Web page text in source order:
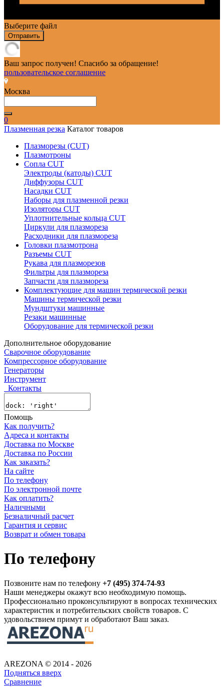
Выберите файл
Отправить
Ваш запрос получен! Спасибо за обращение!
пользовательское соглашение
Москва
0
Плазменная резка Каталог товаров
Плазморезы (CUT)
Плазмотроны
Сопла CUT
Электроды (катоды) CUT
Диффузоры CUT
Насадки CUT
Наборы для плазменной резки
Изоляторы CUT
Уплотнительные кольца CUT
Циркули для плазмореза
Расходники для плазмореза
Головки плазмотрона
Разъемы CUT
Рукава для плазморезов
Фильтры для плазмореза
Запчасти для плазмореза
Комплектующие для машин термической резки
Машины термической резки
Мундштуки машинные
Резаки машинные
Оборудование для термической резки
Дополнительное оборудование
Сварочное оборудование
Компрессорное оборудование
Генераторы
Инструмент
Контакты
Помощь
Как получить?
Адреса и контакты
Доставка по Москве
Доставка по России
Как заказать?
На сайте
По телефону
По электронной почте
Как оплатить?
Наличными
Безналичный расчет
Гарантия и сервис
Возврат и обмен товара
По телефону
Позвоните нам по телефону +7 (495) 374-74-93
Наши менеджеры окажут всю необходимую помощь.
Профессионально проконсультируют в вопросах технических
характеристик и потребительских свойств товаров. С
удовольствием примут и обработают Ваш заказ.
AREZONA © 2014 - 2026
Подняться вверх
Сравнение